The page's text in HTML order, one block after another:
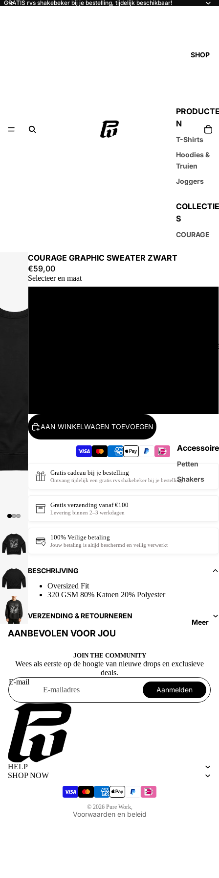
GRATIS rvs shakebeker bij je bestelling, tijdelijk beschikbaar!
SHOP
N
T-Shirts
Hoodies &
Truien
Joggers
COLLECTIE
S
COURAGE
Petten
Shakers
Meer
COURAGE GRAPHIC SWEATER ZWART
€59,00
Selecteer en maat
AAN WINKELWAGEN TOEVOEGEN
Gratis cadeau bij je bestelling
Ontvang tijdelijk een gratis rvs shakebeker bij je bestelling.
Gratis verzending vanaf €100
Levering binnen 2–3 werkdagen
100% Veilige betaling
Jouw betaling is altijd beschermd en veilig verwerkt
BESCHRIJVING
Oversized Fit
320 GSM 80% Katoen 20% Polyester
VERZENDING & RETOURNEREN
AANBEVOLEN VOOR JOU
JOIN THE COMMUNITY
Wees als eerste op de hoogte van nieuwe drops en exclusieve
deals.
E-mail
Aanmelden
HELP
SHOP NOW
© 2026 Pure Work,
Voorwaarden en beleid
Algemene voorwaarden
Privacybeleid
Wettelijke kennisgeving